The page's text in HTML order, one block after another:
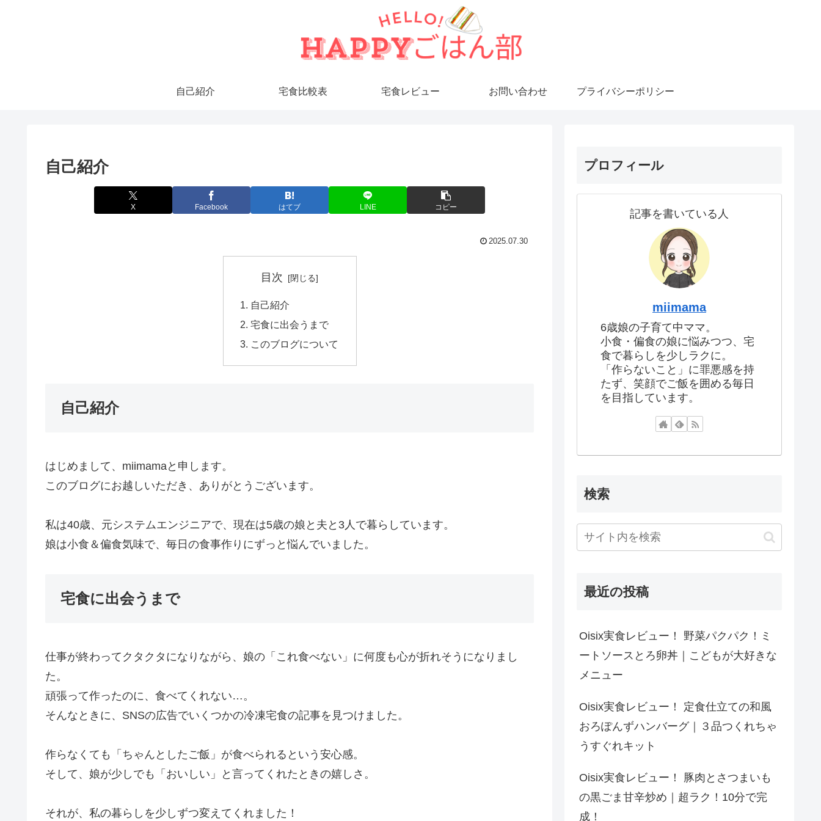
自己紹介 宅食比較表 宅食レビュー お問い合わせ プライバシーポリシー
自己紹介
X Facebook はてブ LINE コピー
2025.07.30
目次
自己紹介
宅食に出会うまで
このブログについて
自己紹介
はじめまして、miimamaと申します。
このブログにお越しいただき、ありがとうございます。
私は40歳、元システムエンジニアで、現在は5歳の娘と夫と3人で暮らしています。
娘は小食＆偏食気味で、毎日の食事作りにずっと悩んでいました。
宅食に出会うまで
仕事が終わってクタクタになりながら、娘の「これ食べない」に何度も心が折れそうになりまし
た。
頑張って作ったのに、食べてくれない…。
そんなときに、SNSの広告でいくつかの冷凍宅食の記事を見つけました。
作らなくても「ちゃんとしたご飯」が食べられるという安心感。
そして、娘が少しでも「おいしい」と言ってくれたときの嬉しさ。
それが、私の暮らしを少しずつ変えてくれました！
プロフィール
記事を書いている人
miimama
6歳娘の子育て中ママ。
小食・偏食の娘に悩みつつ、宅
食で暮らしを少しラクに。
「作らないこと」に罪悪感を持
たず、笑顔でご飯を囲める毎日
を目指しています。
検索
最近の投稿
Oisix実食レビュー！ 野菜パクパク！ミ
ートソースとろ卵丼｜こどもが大好きな
メニュー
Oisix実食レビュー！ 定食仕立ての和風
おろぽんずハンバーグ｜３品つくれちゃ
うすぐれキット
Oisix実食レビュー！ 豚肉とさつまいも
の黒ごま甘辛炒め｜超ラク！10分で完
成！